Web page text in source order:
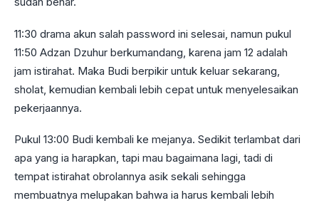
11:30 drama akun salah password ini selesai, namun pukul
11:50 Adzan Dzuhur berkumandang, karena jam 12 adalah
jam istirahat. Maka Budi berpikir untuk keluar sekarang,
sholat, kemudian kembali lebih cepat untuk menyelesaikan
pekerjaannya.
Pukul 13:00 Budi kembali ke mejanya. Sedikit terlambat dari
apa yang ia harapkan, tapi mau bagaimana lagi, tadi di
tempat istirahat obrolannya asik sekali sehingga
membuatnya melupakan bahwa ia harus kembali lebih